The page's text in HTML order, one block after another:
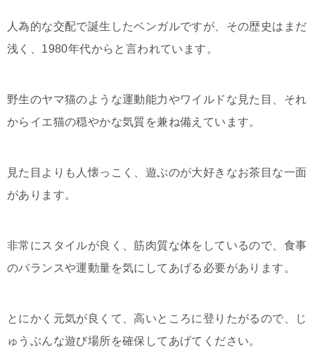
人為的な交配で誕生したベンガルですが、その歴史はまだ
浅く、1980年代からと言われています。
野生のヤマ猫のような運動能力やワイルドな見た目、それ
からイエ猫の穏やかな気質を兼ね備えています。
見た目よりも人懐っこく、遊ぶのが大好きなお茶目な一面
があります。
非常にスタイルが良く、筋肉質な体をしているので、食事
のバランスや運動量を気にしてあげる必要があります。
とにかく元気が良くて、高いところに登りたがるので、じ
ゅうぶんな遊び場所を確保してあげてください。